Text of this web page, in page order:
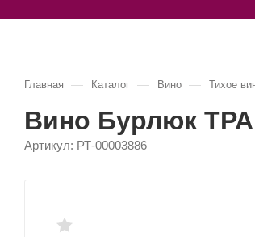
Главная — Каталог — Вино — Тихое
Вино Бурлюк
Артикул: РТ-00003886